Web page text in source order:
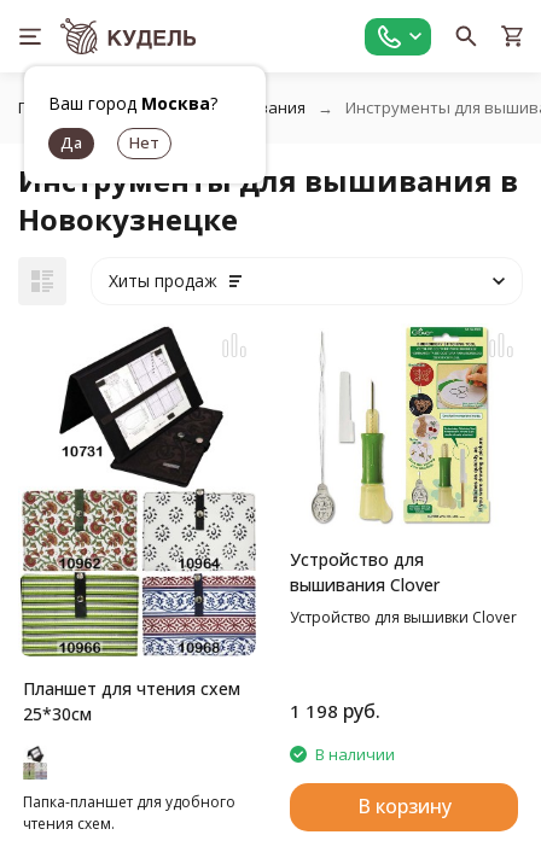
Ваш город Москва?
Главная Товары для вышивания Инструменты для
Инструменты для вышивания в
Новокузнецке
Хиты продаж
Планшет для чтения схем
25*30см
Папка-планшет для удобного
чтения схем.
Устройство для
вышивания Clover
Устройство для вышивки Clover
1 198 руб.
В наличии
В корзину